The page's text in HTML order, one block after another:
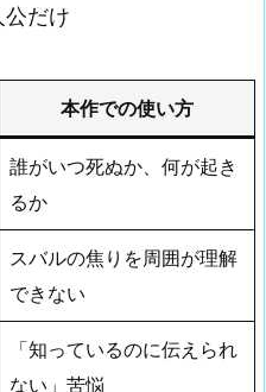
だけ
本作での使い方
誰がいつ死ぬか、何が起き
るか
スバルの焦りを周囲が理解
できない
「知っているのに伝えられ
ない」苦悩